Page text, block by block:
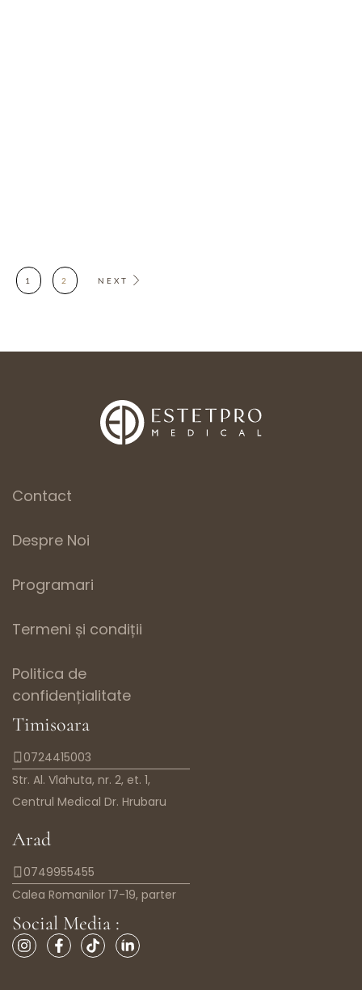
1 2 NEXT
Contact
Despre Noi
Programari
Termeni și condiții
Politica de
confidențialitate
Social Media :
Timisoara
0724415003
Str. Al. Vlahuta, nr. 2, et. 1,
Centrul Medical Dr. Hrubaru
Arad
0749955455
Calea Romanilor 17-19, parter